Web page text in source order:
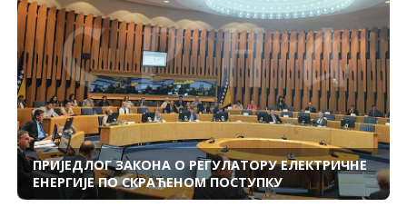
ПРИЈЕДЛОГ ЗАКОНА О РЕГУЛАТОРУ ЕЛЕКТРИЧНЕ
ЕНЕРГИЈЕ ПО СКРАЋЕНОМ ПОСТУПКУ